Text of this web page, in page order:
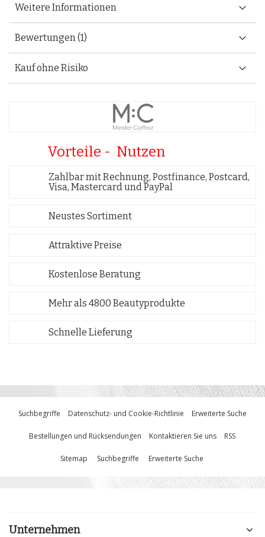
Vorteile - Nutzen
Zahlbar mit Rechnung, Postfinance, Postcard,
Visa, Mastercard und PayPal
Neustes Sortiment
Attraktive Preise
Kostenlose Beratung
Mehr als 4800 Beautyprodukte
Schnelle Lieferung
Weitere Informationen
Bewertungen 1
Kauf ohne Risiko
Suchbegriffe Datenschutz- und Cookie-Richtlinie Erweiterte Suche
Bestellungen und Rücksendungen Kontaktieren Sie uns RSS
Sitemap Suchbegriffe Erweiterte Suche
Unternehmen